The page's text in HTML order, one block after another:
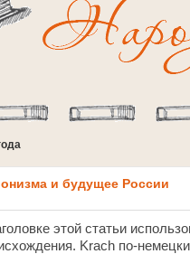
и будущее России
этой статьи
Krach по-